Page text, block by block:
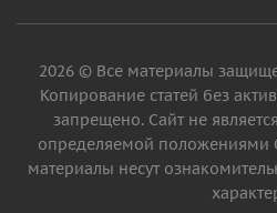
2026 © Все материалы
Копирование статей без
запрещено. Сайт не
определяемой положениями
материалы несут